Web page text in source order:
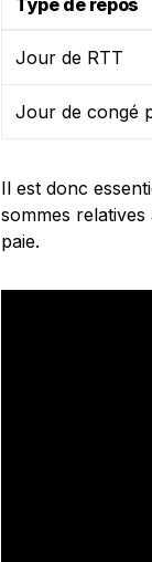
Type de repos
Jour de RTT
Jour de congé
Il est donc
sommes
paie.